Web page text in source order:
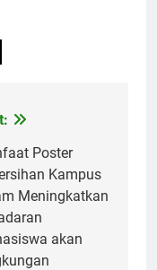
Poster
Kampus
Meningkatkan
akan